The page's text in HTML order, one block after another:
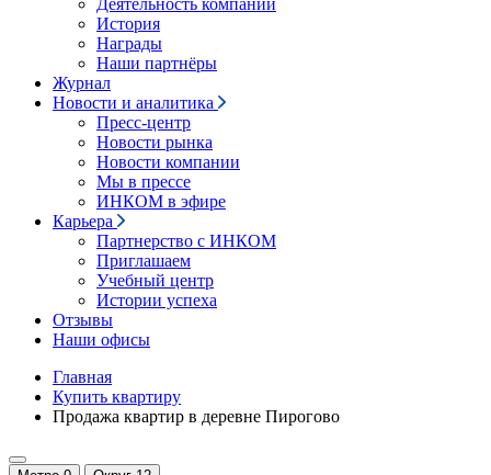
Деятельность компании
История
Награды
Наши партнёры
Журнал
Новости и аналитика
Пресс-центр
Новости рынка
Новости компании
Мы в прессе
ИНКОМ в эфире
Карьера
Партнерство с ИНКОМ
Приглашаем
Учебный центр
Истории успеха
Отзывы
Наши офисы
Главная
Купить квартиру
Продажа квартир в деревне Пирогово